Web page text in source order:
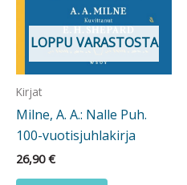
LOPPU VARASTOSTA
Kirjat
Milne, A. A.: Nalle Puh.
100-vuotisjuhlakirja
26,90€